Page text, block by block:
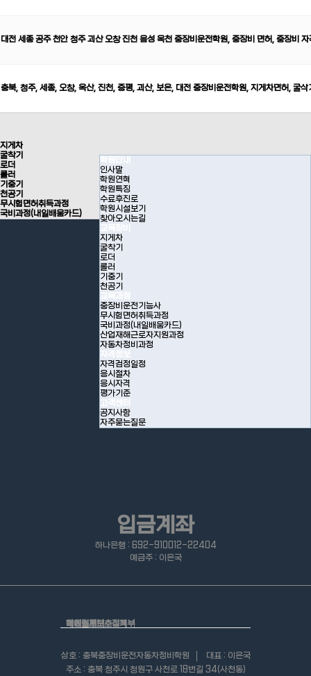
대전 세종 공주 천안 청주 괴산 오창 진천 음성 옥천 중장비운전학원, 중장비 면허, 중장비
충북, 청주, 세종, 오창, 옥산, 진천, 증평, 괴산, 보은, 대전 중장비운전학원, 지게차면허, 굴
학원안내
인사말
학원연혁
학원특징
수료후진로
학원시설보기
찾아오시는길
교육장비
지게차
굴착기
로더
롤러
기중기
천공기
교육과정
중장비운전기능사
무시험면허취득과정
국비과정(내일배움카드)
산업재해근로자지원과정
자동차정비과정
자격정보
자격검정일정
응시절차
응시자격
평가기준
고객센터
공지사항
자주묻는질문
지게차
굴착기
로더
롤러
기중기
천공기
무시험면허취득과정
국비과정(내일배움카드)
입금계좌
하나은행 : 692-910012-22404
예금주 : 이은국
학원소개
개인정보보호정책
이메일무단수집거부
상호 : 충북중장비운전자동차정비학원
대표 : 이은국
주소 : 충북 청주시 청원구 사천로 18번길 34(사천동)